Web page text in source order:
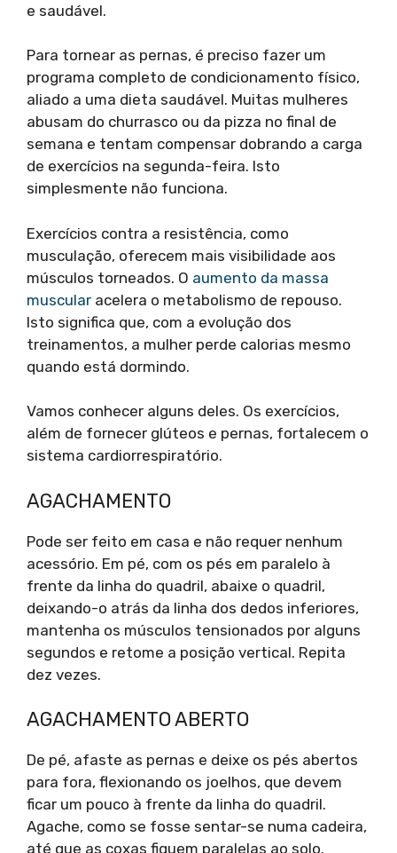
e saudável.
Para tornear as pernas, é preciso fazer um
programa completo de condicionamento físico,
aliado a uma dieta saudável. Muitas mulheres
abusam do churrasco ou da pizza no final de
semana e tentam compensar dobrando a carga
de exercícios na segunda-feira. Isto
simplesmente não funciona.
Exercícios contra a resistência, como
musculação, oferecem mais visibilidade aos
músculos torneados. O aumento da massa
muscular acelera o metabolismo de repouso.
Isto significa que, com a evolução dos
treinamentos, a mulher perde calorias mesmo
quando está dormindo.
Vamos conhecer alguns deles. Os exercícios,
além de fornecer glúteos e pernas, fortalecem o
sistema cardiorrespiratório.
AGACHAMENTO
Pode ser feito em casa e não requer nenhum
acessório. Em pé, com os pés em paralelo à
frente da linha do quadril, abaixe o quadril,
deixando-o atrás da linha dos dedos inferiores,
mantenha os músculos tensionados por alguns
segundos e retome a posição vertical. Repita
dez vezes.
AGACHAMENTO ABERTO
De pé, afaste as pernas e deixe os pés abertos
para fora, flexionando os joelhos, que devem
ficar um pouco à frente da linha do quadril.
Agache, como se fosse sentar-se numa cadeira,
até que as coxas fiquem paralelas ao solo.